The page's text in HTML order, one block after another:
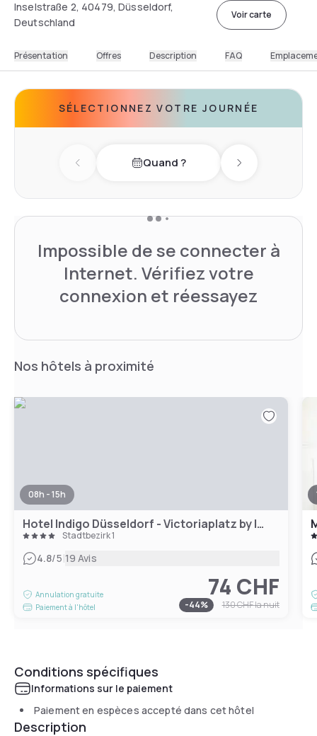
Inselstraße 2, 40479, Düsseldorf,
Deutschland
Voir carte
Présentation Offres Description FAQ
SÉLECTIONNEZ VOTRE JOURNÉE
Previous dayQuand ? Next day
Impossible de se connecter à
Internet. Vérifiez votre
connexion et réessayez
Nos hôtels à proximité
08h - 15h
Hotel Indigo Düsseldorf - Victoriaplatz by IHG
Stadtbezirk 1
4.8/5|19 Avis
Annulation gratuite
Paiement à l'hôtel
74 CHF
-44% 130 CHFla nuit
Conditions spécifiques
Informations sur le paiement
Paiement en espèces accepté dans cet hôtel
Description